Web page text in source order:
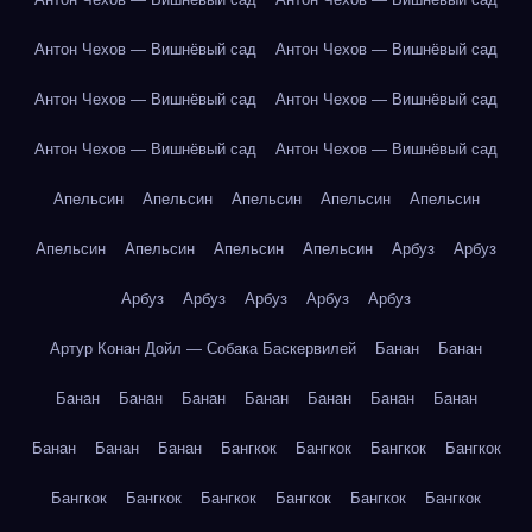
Антон Чехов — Вишнёвый сад Антон Чехов — Вишнёвый сад
Антон Чехов — Вишнёвый сад Антон Чехов — Вишнёвый сад
Антон Чехов — Вишнёвый сад Антон Чехов — Вишнёвый сад
Апельсин Апельсин Апельсин Апельсин Апельсин
Апельсин Апельсин Апельсин Апельсин Арбуз Арбуз
Арбуз Арбуз Арбуз Арбуз Арбуз
Артур Конан Дойл — Собака Баскервилей Банан Банан
Банан Банан Банан Банан Банан Банан Банан
Банан Банан Банан Бангкок Бангкок Бангкок Бангкок
Бангкок Бангкок Бангкок Бангкок Бангкок Бангкок